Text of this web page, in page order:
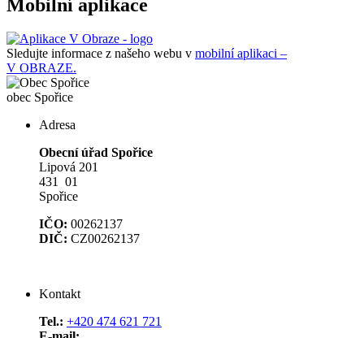
Mobilní aplikace
Sledujte informace z našeho webu v mobilní aplikaci –
V OBRAZE.
obec Spořice
Adresa
Obecní úřad Spořice
Lipová 201
431 01
Spořice
IČO: 00262137
DIČ: CZ00262137
Kontakt
Tel.: +420 474 621 721